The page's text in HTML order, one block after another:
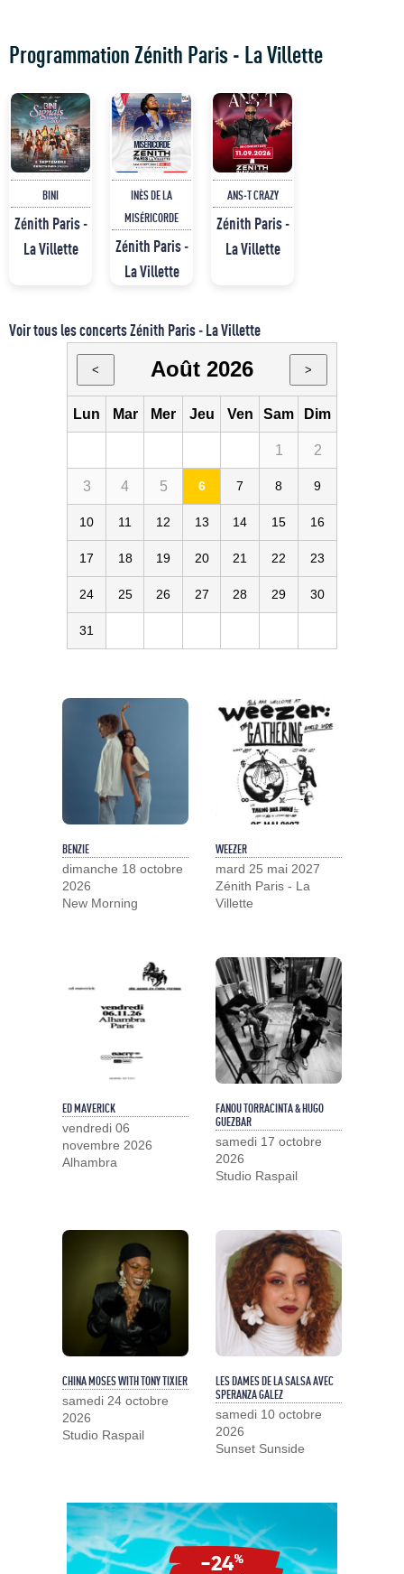
Programmation Zénith Paris - La Villette
BINI
Zénith Paris -
La Villette
INÈS DE LA
MISÉRICORDE
Zénith Paris -
La Villette
ANS-T CRAZY
Zénith Paris -
La Villette
Voir tous les concerts Zénith Paris - La Villette
< Août 2026 >
Lun Mar Mer Jeu Ven Sam Dim
1 2
3 4 5 6 7 8 9
10 11 12 13 14 15 16
17 18 19 20 21 22 23
24 25 26 27 28 29 30
31
BENZIE
dimanche 18 octobre
2026
New Morning
WEEZER
mard 25 mai 2027
Zénith Paris - La
Villette
ED MAVERICK
vendredi 06
novembre 2026
Alhambra
FANOU TORRACINTA & HUGO
GUEZBAR
samedi 17 octobre
2026
Studio Raspail
CHINA MOSES WITH TONY TIXIER
samedi 24 octobre
2026
Studio Raspail
LES DAMES DE LA SALSA AVEC
SPERANZA GALEZ
samedi 10 octobre
2026
Sunset Sunside